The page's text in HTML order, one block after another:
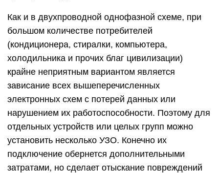
Как и в двухпроводной однофазной схеме, при
большом количестве потребителей
(кондиционера, стиралки, компьютера,
холодильника и прочих благ цивилизации)
крайне неприятным вариантом является
зависание всех вышеперечисленных
электронных схем с потерей данных или
нарушением их работоспособности. Поэтому для
отдельных устройств или целых групп можно
установить несколько УЗО. Конечно их
подключение обернется дополнительными
затратами, но сделает отыскание повреждений